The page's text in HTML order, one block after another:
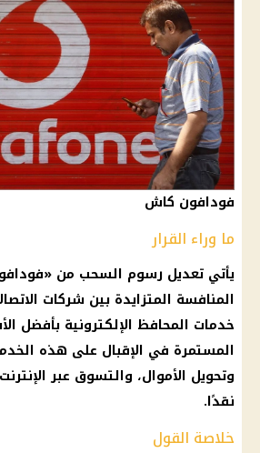
فودافون كاش
ما وراء القرار
يأتي تعديل رسوم السحب من «
المنافسة المتزايدة بين شركات
خدمات المحافظ الإلكترونية بأفضل
المستمرة في الإقبال على هذه
وتحويل الأموال، والتسوق عبر
نقدًا.
خلاصة القول